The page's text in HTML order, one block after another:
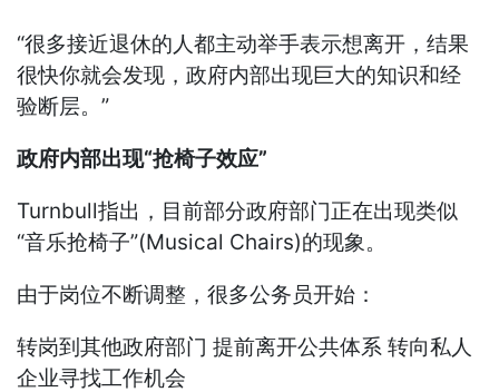
“很多接近退休的人都主动举手表示想离开，结果
很快你就会发现，政府内部出现巨大的知识和经
验断层。”
政府内部出现“抢椅子效应”
Turnbull指出，目前部分政府部门正在出现类似
“音乐抢椅子”(Musical Chairs)的现象。
由于岗位不断调整，很多公务员开始：
转岗到其他政府部门 提前离开公共体系 转向私人
企业寻找工作机会